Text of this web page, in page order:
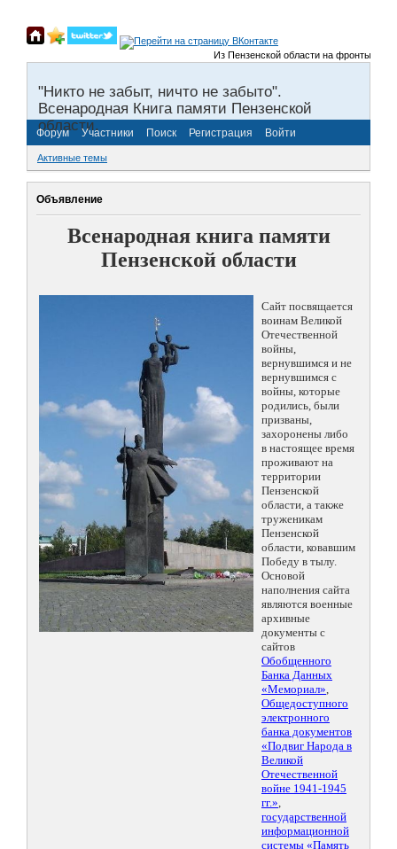
Из Пензенской области на фронты
"Никто не забыт, ничто не забыто".
Всенародная Книга памяти Пензенской
области.
Форум Участники Поиск Регистрация Войти
Активные темы
Объявление
Всенародная книга памяти
Пензенской области
Сайт посвящается
воинам Великой
Отечественной
войны,
вернувшимся и не
вернувшимся с
войны, которые
родились, были
призваны,
захоронены либо
в настоящее время
проживают на
территории
Пензенской
области, а также
труженикам
Пензенской
области, ковавшим
Победу в тылу.
Основой
наполнения сайта
являются военные
архивные
документы с
сайтов
Обобщенного
Банка Данных
«Мемориал»,
Общедоступного
электронного
банка документов
«Подвиг Народа в
Великой
Отечественной
войне 1941-1945
гг.»,
государственной
информационной
системы «Память